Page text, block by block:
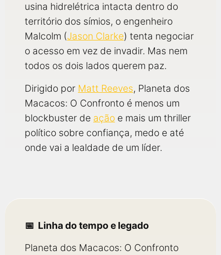
usina hidrelétrica intacta dentro do
território dos símios, o engenheiro
Malcolm (Jason Clarke) tenta negociar
o acesso em vez de invadir. Mas nem
todos os dois lados querem paz.
Dirigido por Matt Reeves, Planeta dos
Macacos: O Confronto é menos um
blockbuster de ação e mais um thriller
político sobre confiança, medo e até
onde vai a lealdade de um líder.
Linha do tempo e legado
Planeta dos Macacos: O Confronto